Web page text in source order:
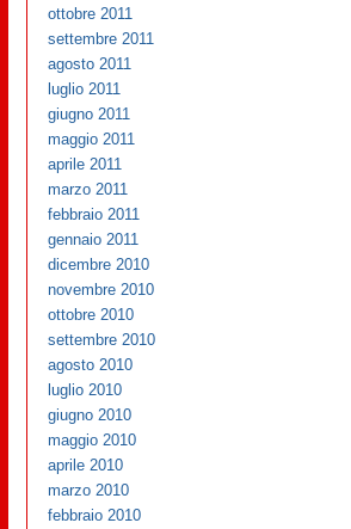
ottobre 2011
settembre 2011
agosto 2011
luglio 2011
giugno 2011
maggio 2011
aprile 2011
marzo 2011
febbraio 2011
gennaio 2011
dicembre 2010
novembre 2010
ottobre 2010
settembre 2010
agosto 2010
luglio 2010
giugno 2010
maggio 2010
aprile 2010
marzo 2010
febbraio 2010